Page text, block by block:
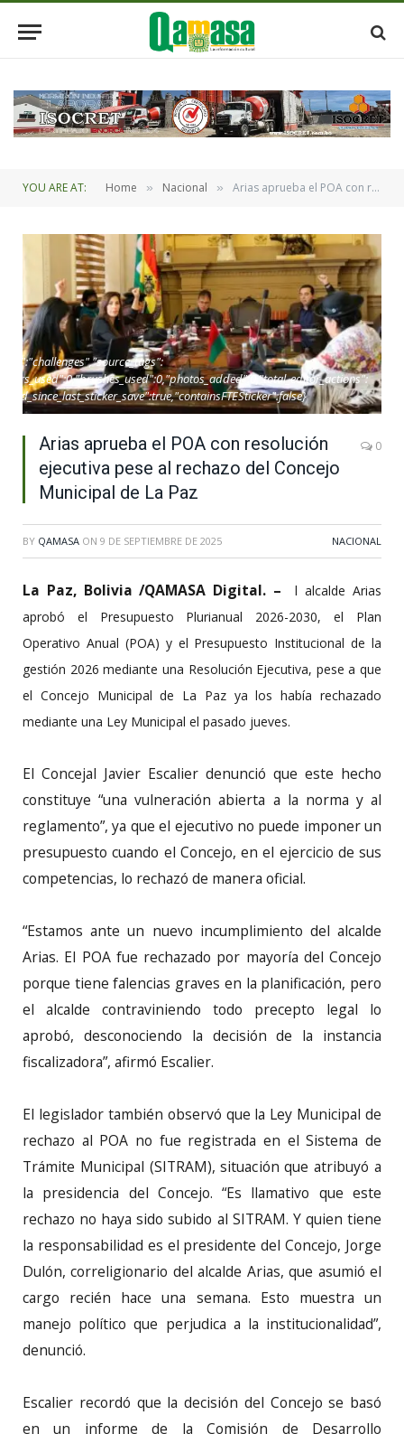
YOU ARE AT: Home » Nacional » Arias aprueba el POA con resolución ejecutiva pese al rechazo del Concejo Municipal de La Paz
Arias aprueba el POA con resolución
ejecutiva pese al rechazo del Concejo
Municipal de La Paz
0
BY QAMASA ON 9 DE SEPTIEMBRE DE 2025 NACIONAL
La Paz, Bolivia /QAMASA Digital. –l alcalde Arias
aprobó el Presupuesto Plurianual 2026-2030, el Plan
Operativo Anual (POA) y el Presupuesto Institucional de la
gestión 2026 mediante una Resolución Ejecutiva, pese a que
el Concejo Municipal de La Paz ya los había rechazado
mediante una Ley Municipal el pasado jueves.
El Concejal Javier Escalier denunció que este hecho
constituye “una vulneración abierta a la norma y al
reglamento”, ya que el ejecutivo no puede imponer un
presupuesto cuando el Concejo, en el ejercicio de sus
competencias, lo rechazó de manera oficial.
“Estamos ante un nuevo incumplimiento del alcalde
Arias. El POA fue rechazado por mayoría del Concejo
porque tiene falencias graves en la planificación, pero
el alcalde contraviniendo todo precepto legal lo
aprobó, desconociendo la decisión de la instancia
fiscalizadora”, afirmó Escalier.
El legislador también observó que la Ley Municipal de
rechazo al POA no fue registrada en el Sistema de
Trámite Municipal (SITRAM), situación que atribuyó a
la presidencia del Concejo. “Es llamativo que este
rechazo no haya sido subido al SITRAM. Y quien tiene
la responsabilidad es el presidente del Concejo, Jorge
Dulón, correligionario del alcalde Arias, que asumió el
cargo recién hace una semana. Esto muestra un
manejo político que perjudica a la institucionalidad”,
denunció.
Escalier recordó que la decisión del Concejo se basó
en un informe de la Comisión de Desarrollo